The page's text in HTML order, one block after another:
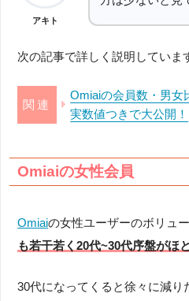
アキト
次の記事で詳しく説明していま
Omiaiの会員数・男女
実数値つきで大公開！
Omiaiの女性会員
Omiaiの女性ユーザーのボリュ
も若干若く20代~30代序盤がほ
30代になってくると徐々に減り